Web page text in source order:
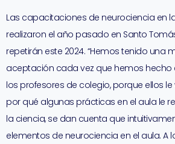
Las capacitaciones de neurociencia en
realizaron el año pasado en Santo
repetirán este 2024. “Hemos tenido una
aceptación cada vez que hemos
los profesores de colegio, porque ellos
por qué algunas prácticas en el aula le
la ciencia, se dan cuenta que
elementos de neurociencia en el aula. A